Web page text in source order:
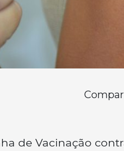
de Vacinação